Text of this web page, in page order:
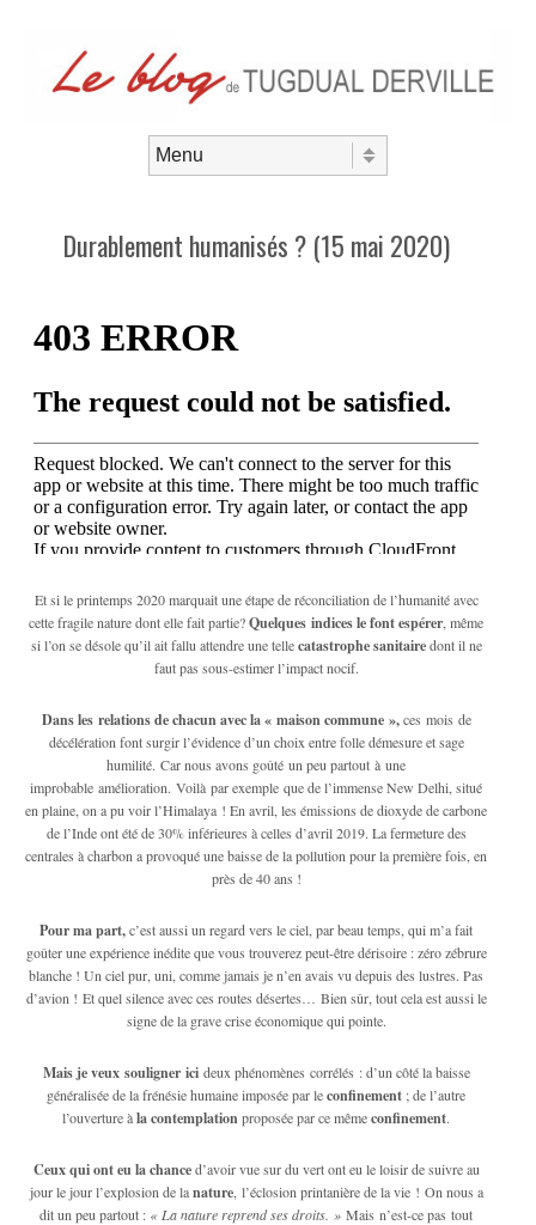
Durablement humanisés ? (15 mai 2020)
Et si le printemps 2020 marquait une étape de réconciliation de l’humanité avec
cette fragile nature dont elle fait partie?Quelques indices le font espérer , même
si l’on se désole qu’il ait fallu attendre une tellecatastrophe sanitairedont il ne
faut pas sous-estimer l’impact nocif.
Dans les relations de chacun avec la « maison commune »,ces mois de
décélération font surgir l’évidence d’un choix entre folle démesure et sage
humilité. Car nous avons goûté un peu partout à une
improbable amélioration. Voilà par exemple que de l’immense New Delhi, situé
en plaine, on a pu voir l’Himalaya ! En avril, les émissions de dioxyde de carbone
de l’Inde ont été de 30% inférieures à celles d’avril 2019. La fermeture des
centrales à charbon a provoqué une baisse de la pollution pour la première fois, en
près de 40 ans !
Pour ma part,c’est aussi un regard vers le ciel, par beau temps, qui m’a fait
goûter une expérience inédite que vous trouverez peut-être dérisoire : zéro zébrure
blanche ! Un ciel pur, uni, comme jamais je n’en avais vu depuis des lustres. Pas
d’avion ! Et quel silence avec ces routes désertes… Bien sûr, tout cela est aussi le
signe de la grave crise économique qui pointe.
Mais je veux souligner ici deux phénomènes corrélés : d’un côté la baisse
généralisée de la frénésie humaine imposée par leconfinement ; de l’autre
l’ouverture àla contemplationproposée par ce mêmeconfinement.
Ceux qui ont eu la chanced’avoir vue sur du vert ont eu le loisir de suivre au
jour le jour l’explosion de lanature, l’éclosion printanière de la vie ! On nous a
dit un peu partout : « La nature reprend ses droits. » Mais n’est-ce pas tout